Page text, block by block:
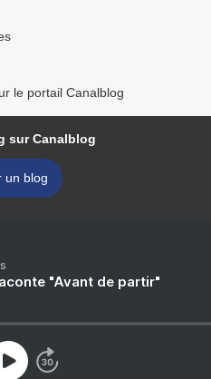
le portail Canalblog
sur Canalblog
un blog
"Avant de partir"